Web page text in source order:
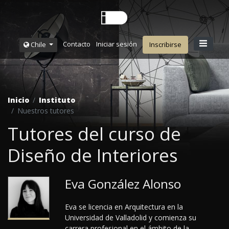
Chile Contacto Iniciar sesión Inscribirse
Inicio
Instituto
Nuestros tutores
Tutores del curso de
Diseño de Interiores
Eva González Alonso
Eva se licencia en Arquitectura en la
Universidad de Valladolid y comienza su